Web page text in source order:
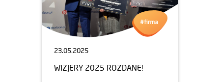
23.05.2025
WIZJERY 2025 ROZDANE!